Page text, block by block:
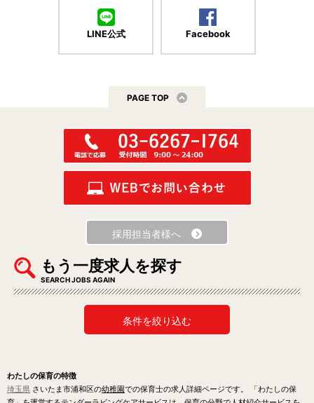
LINE公式 Facebook
PAGE TOP
採用担当者様へ
もう一度求人を探す
SEARCH JOBS AGAIN
条件を絞り込む
わたしの保育の特徴
埼玉県 さいたま市浦和区の幼稚園での保育士の求人詳細ページです。 「わたしの保